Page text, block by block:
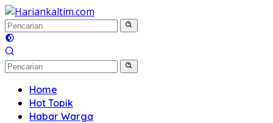
Langsung
ke
konten
Home
Hot Topik
Habar Warga